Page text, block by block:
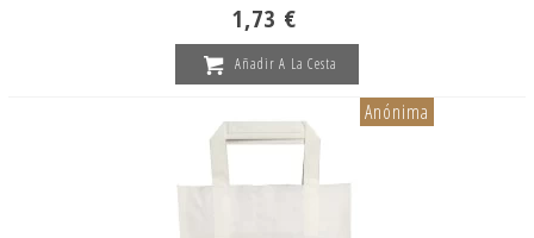
1,73 €
Añadir A La Cesta
Anónima